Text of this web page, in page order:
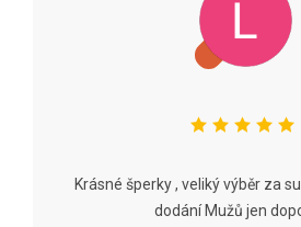
Krásné šperky , veliký výběr za
dodání Mužů jen